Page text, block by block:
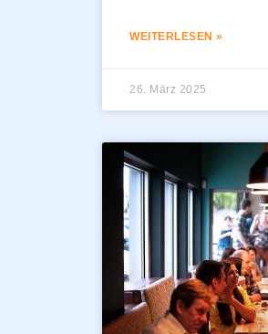
WEITERLESEN »
26. März 2025